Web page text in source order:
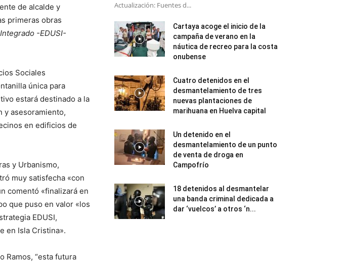
de alcalde y
primeras obras
-EDUSI-
Sociales
única para
estará destinado a la
y asesoramiento,
en edificios de
y Urbanismo,
muy satisfecha «con
comentó «finalizará en
que puso en valor «los
EDUSI,
en Isla Cristina».
Ramos, “esta futura
Actualización: Fuentes d...
Cartaya acoge el inicio de la
campaña de verano en la
náutica de recreo para la costa
onubense
Cuatro detenidos en el
desmantelamiento de tres
nuevas plantaciones de
marihuana en Huelva capital
Un detenido en el
desmantelamiento de un punto
de venta de droga en
Campofrío
18 detenidos al desmantelar
una banda criminal dedicada a
dar ‘vuelcos’ a otros ‘n...